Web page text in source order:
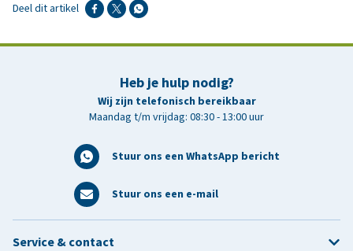
Deel dit artikel
Heb je hulp nodig?
Wij zijn telefonisch bereikbaar
Maandag t/m vrijdag: 08:30 - 13:00 uur
Stuur ons een WhatsApp bericht
Stuur ons een e-mail
Service & contact